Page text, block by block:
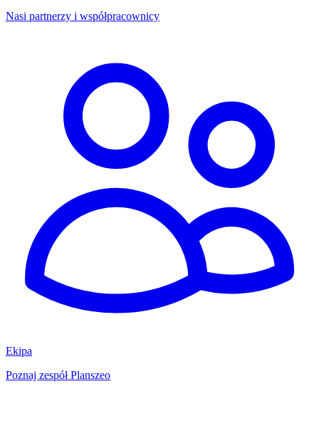
Nasi partnerzy i współpracownicy
Ekipa
Poznaj zespół Planszeo